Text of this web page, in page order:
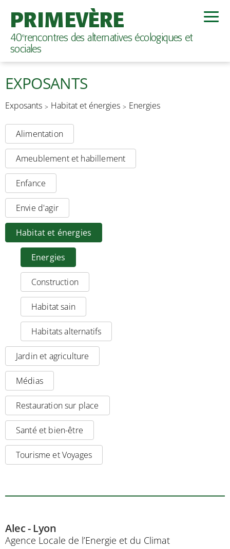
PRIMEVÈRE
40erencontres des alternatives écologiques et
sociales
EXPOSANTS
Exposants Habitat et énergies Energies
Alimentation
Ameublement et habillement
Enfance
Envie d'agir
Habitat et énergies
Energies
Construction
Habitat sain
Habitats alternatifs
Jardin et agriculture
Médias
Restauration sur place
Santé et bien-être
Tourisme et Voyages
Alec - Lyon
Agence Locale de l’Energie et du Climat